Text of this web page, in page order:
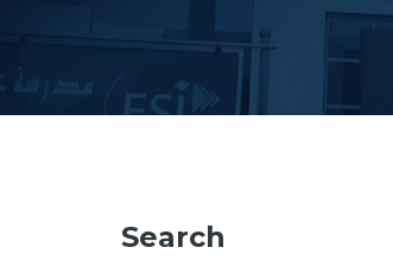
Search